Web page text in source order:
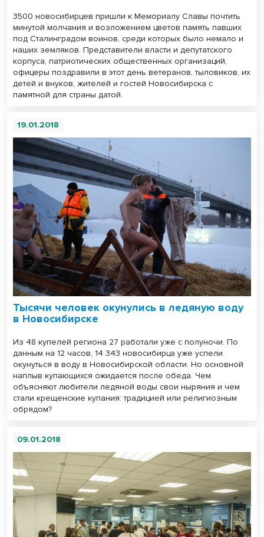
3500 новосибирцев пришли к Мемориалу Славы почтить
минутой молчания и возложением цветов память павших
под Сталинградом воинов, среди которых было немало и
наших земляков. Представители власти и депутатского
корпуса, патриотических общественных организаций,
офицеры поздравили в этот день ветеранов, тыловиков, их
детей и внуков, жителей и гостей Новосибирска с
памятной для страны датой.
19.01.2018
Тысячи человек окунулись в ледяную воду
в Новосибирске
Из 48 купелей региона 27 работали уже с полуночи. По
данным на 12 часов, 14 343 новосибирца уже успели
окунуться в воду в Новосибирской области. Но основной
наплыв купающихся ожидается после обеда. Чем
объясняют любители ледяной воды свои ныряния и чем
стали крещенские купания: традицией или религиозным
обрядом?
09.01.2018